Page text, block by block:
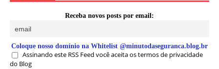
Receba novos posts por email:
Coloque nosso domínio na Whitelist @minutodaseguranca.blog.br
Assinando este RSS Feed você aceita os termos de privacidade
do Blog